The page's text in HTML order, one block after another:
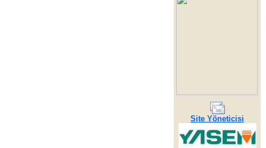
Site Yöneticisi